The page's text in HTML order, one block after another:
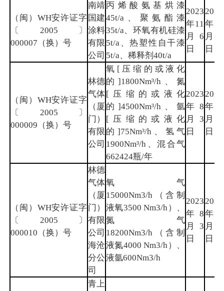
（闽）WH安许证字
〔2005〕
000007（换）号
南靖
国建
涂料
有限
公司
丙烯酸氨基烘漆
45t/a、聚氨酯漆
35t/a、环氧有机硅漆
5t/a、热塑性自干漆
5t/a、稀释剂40t/a
2023
年11
月6
日
2026
年5
月29
日
（闽）WH安许证字
〔2005〕
000009（换）号
林德
气体
（厦
门）
有限
公司
氧[压缩的或液化
的]1800Nm³/h、氮
[压缩的或液化
的]4500Nm³/h、氩
[压缩的或液化
的]75Nm³/h、氢气
1900Nm³/h、混合气
662424瓶/年
2023
年8
月3
日
2026
年8
月2
日
（闽）WH安许证字
〔2005〕
000010（换）号
林德
气体
（厦
门）
有限
公司
海沧
分公
司
氧气
15000Nm3/h（含制
液氧3500 Nm3/h）、
氮气
18200Nm3/h（含制
液氮4000 Nm3/h）、
液氩600Nm3/h
2023
年8
月3
日
2026
年8
月2
日
青上